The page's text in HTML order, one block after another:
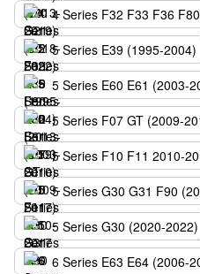
4 Series F32 F33 F36
5 Series E39 (1995-2004)
5 Series E60 E61 (2003-
5 Series F07 GT (2009-
5 Series F10 F11 2010-
5 Series G30 G31 F90
5 Series G30 (2020-2022)
6 Series E63 E64 (2006-